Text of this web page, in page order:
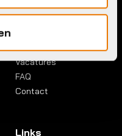
Service pakket
Werkplaats
Vacatures
FAQ
Contact
Links